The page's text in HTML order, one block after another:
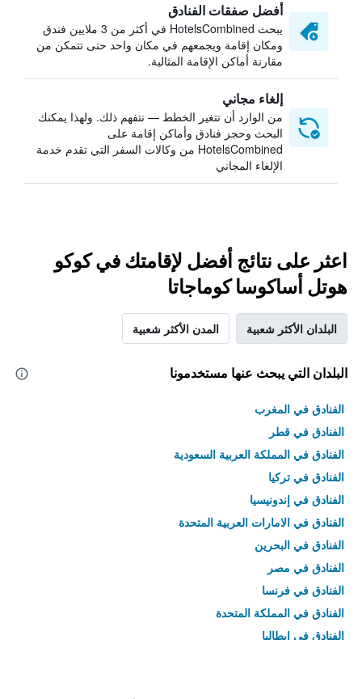
أفضل صفقات الفنادق
يبحث HotelsCombined في أكثر من 3 ملايين فندق
ومكان إقامة ويجمعهم في مكان واحد حتى تتمكن من
مقارنة أماكن الإقامة المثالية.
إلغاء مجاني
من الوارد أن تتغير الخطط — نتفهم ذلك. ولهذا يمكنك
البحث وحجز فنادق وأماكن إقامة على
HotelsCombined من وكالات السفر التي تقدم خدمة
الإلغاء المجاني
اعثر على نتائج أفضل لإقامتك في كوكو
هوتل أساكوسا كوماجاتا
البلدان الأكثر شعبية المدن الأكثر شعبية
البلدان التي يبحث عنها مستخدمونا
الفنادق في المغرب
الفنادق في قطر
الفنادق في المملكة العربية السعودية
الفنادق في تركيا
الفنادق في إندونيسيا
الفنادق في الامارات العربية المتحدة
الفنادق في البحرين
الفنادق في مصر
الفنادق في فرنسا
الفنادق في المملكة المتحدة
الفنادق في إيطاليا